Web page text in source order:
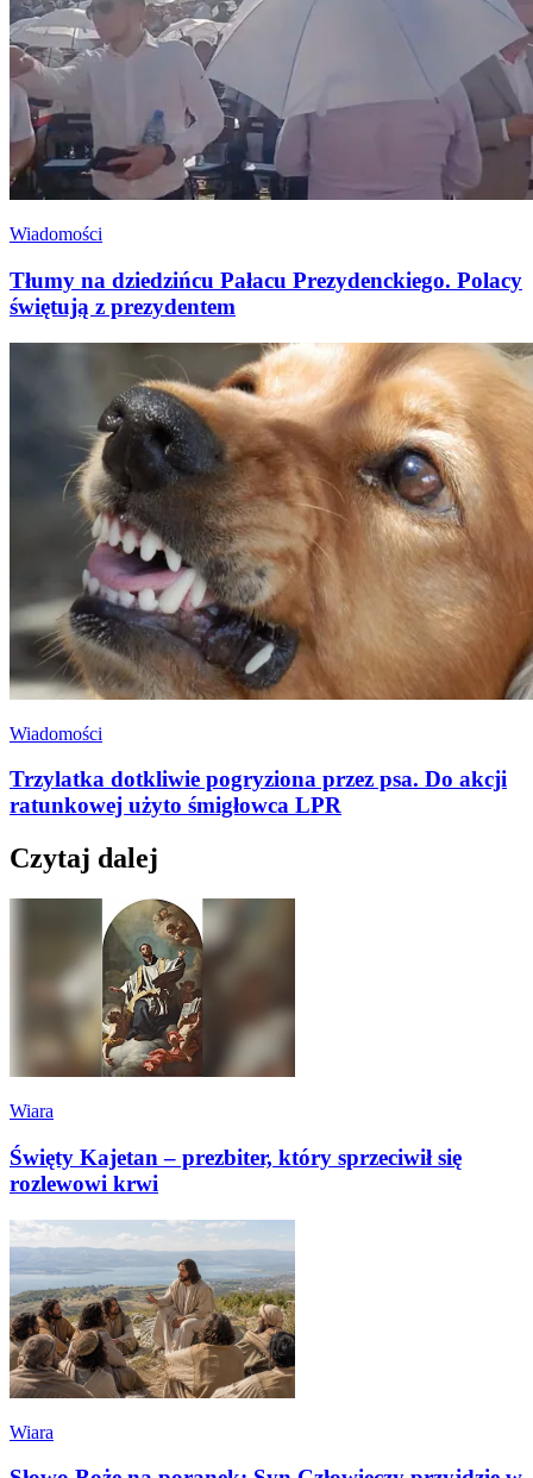
Wiadomości
Tłumy na dziedzińcu Pałacu Prezydenckiego. Polacy
świętują z prezydentem
Wiadomości
Trzylatka dotkliwie pogryziona przez psa. Do akcji
ratunkowej użyto śmigłowca LPR
Czytaj dalej
Wiara
Święty Kajetan – prezbiter, który sprzeciwił się
rozlewowi krwi
Wiara